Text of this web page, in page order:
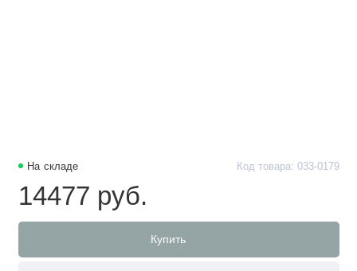
На складе Код товара: 033-0179
14477 руб.
Купить